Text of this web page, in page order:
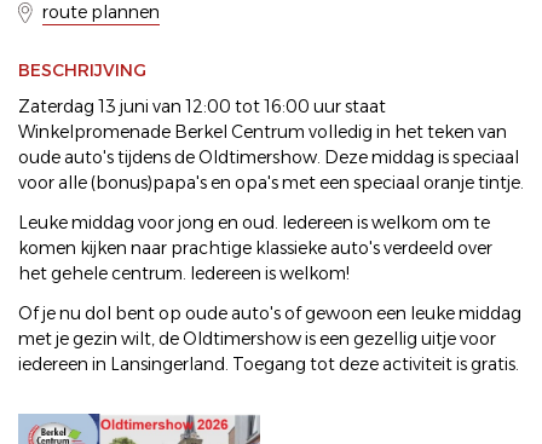
route plannen
BESCHRIJVING
Zaterdag 13 juni van 12:00 tot 16:00 uur staat
Winkelpromenade Berkel Centrum volledig in het teken van
oude auto's tijdens de Oldtimershow. Deze middag is speciaal
voor alle (bonus)papa's en opa's met een speciaal oranje tintje.
Leuke middag voor jong en oud. Iedereen is welkom om te
komen kijken naar prachtige klassieke auto's verdeeld over
het gehele centrum. Iedereen is welkom!
Of je nu dol bent op oude auto's of gewoon een leuke middag
met je gezin wilt, de Oldtimershow is een gezellig uitje voor
iedereen in Lansingerland. Toegang tot deze activiteit is gratis.